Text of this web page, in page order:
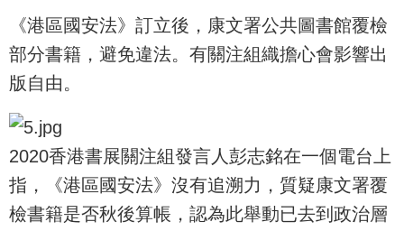
《港區國安法》訂立後，康文署公共圖書館覆檢
部分書籍，避免違法。有關注組織擔心會影響出
版自由。
2020香港書展關注組發言人彭志銘在一個電台上
指，《港區國安法》沒有追溯力，質疑康文署覆
檢書籍是否秋後算帳，認為此舉動已去到政治層